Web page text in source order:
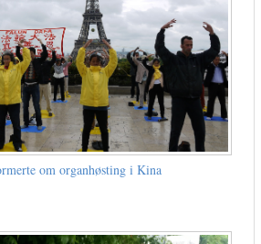
om organhøsting i Kina